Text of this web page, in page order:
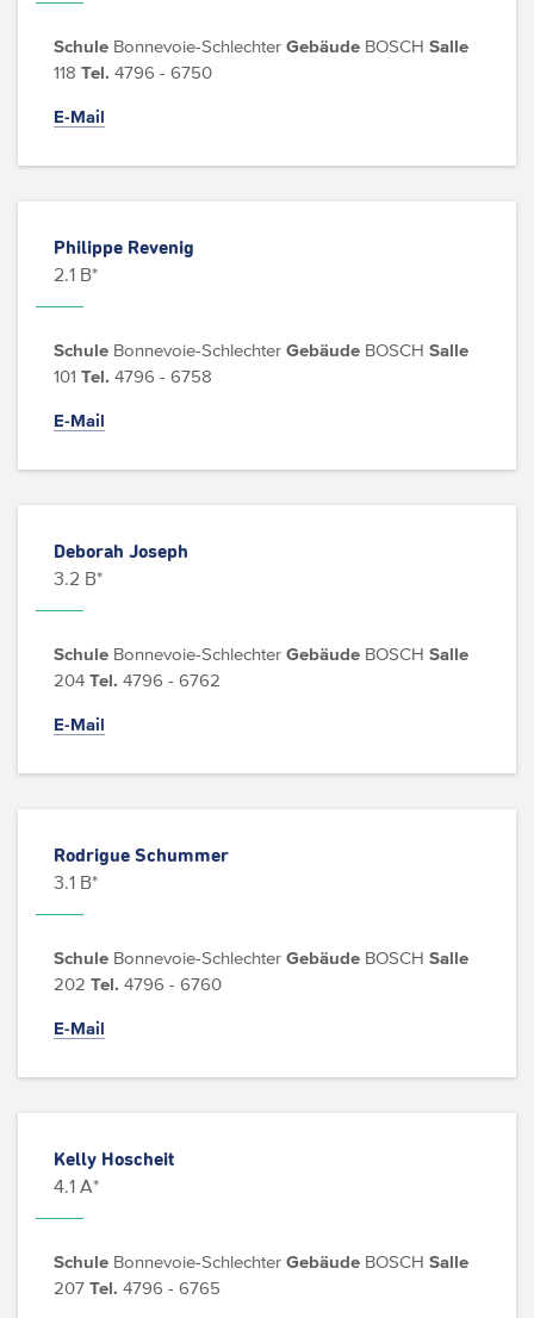
Schule Bonnevoie-Schlechter Gebäude BOSCH Salle
118 Tel. 4796 - 6750
E-Mail
Philippe Revenig
2.1 B*
Schule Bonnevoie-Schlechter Gebäude BOSCH Salle
101 Tel. 4796 - 6758
E-Mail
Deborah Joseph
3.2 B*
Schule Bonnevoie-Schlechter Gebäude BOSCH Salle
204 Tel. 4796 - 6762
E-Mail
Rodrigue Schummer
3.1 B*
Schule Bonnevoie-Schlechter Gebäude BOSCH Salle
202 Tel. 4796 - 6760
E-Mail
Kelly Hoscheit
4.1 A*
Schule Bonnevoie-Schlechter Gebäude BOSCH Salle
207 Tel. 4796 - 6765